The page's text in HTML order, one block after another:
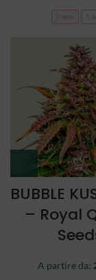
3 semi
BUBBLE
– Royal
A partire da: